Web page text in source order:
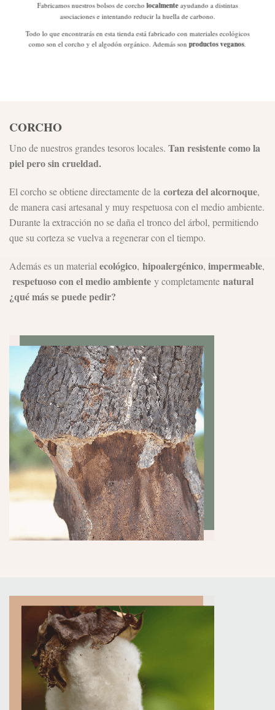
Fabricamos nuestros bolsos de corcho localmenteayudando a distintas
asociaciones e intentando reducir la huella de carbono.
Todo lo que encontrarás en esta tienda está fabricado con materiales ecológicos
como son el corcho y el algodón orgánico. Además sonproductos veganos.
CORCHO
Uno de nuestros grandes tesoros locales. Tan resistente como la
piel pero sin crueldad.
El corcho se obtiene directamente de la corteza del alcornoque,
de manera casi artesanal y muy respetuosa con el medio ambiente.
Durante la extracción no se daña el tronco del árbol, permitiendo
que su corteza se vuelva a regenerar con el tiempo.
Además es un material ecológico, hipoalergénico, impermeable,
respetuoso con el medio ambiente y completamente natural
¿qué más se puede pedir?